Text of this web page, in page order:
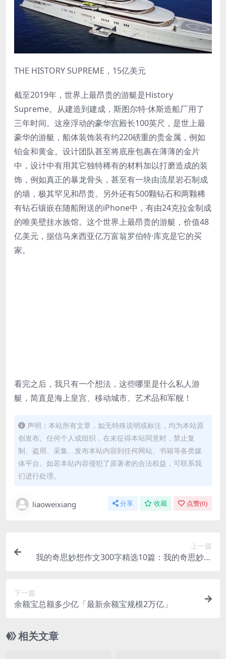
THE HISTORY SUPREME，15亿美元
截至2019年，世界上最昂贵的游艇是History
Supreme。从建造到建成，斯图尔特·休斯造船厂用了
三年时间。这座浮动的豪华宫殿长100英尺，是世上最
豪华的游艇，船体装饰装有约220磅重的贵金属，例如
铂金和黄金。设计团队甚至将底座包裹在薄薄的金片
中，设计中有用其它独特稀有的材料加以打磨造成的装
饰，例如真正的暴龙骨头，甚至有一块由流星岩石制成
的墙，极其罕见和昂贵。另外还有500颗钻石和两颗稀
有钻石镶嵌在随船附送的iPhone中，有由24克拉金制成
的唯美壁挂水族馆。这个世界上最昂贵的游艇，价值48
亿美元，据信马来西亚亿万富翁罗伯特·库克是它的买
家。
看完之后，我只有一个想法，这些哪里是什么私人游
艇，简直是海上皇宫、移动城市、艺术品和军舰！
声明：本站所有文章，如无特殊说明或标注，均为本站原
创发布。任何个人或组织，在未征得本站同意时，禁止复
制、盗用、采集、发布本站内容到任何网站、书籍等各类媒
体平台。如若本站内容侵犯了原著者的合法权益，可联系我
们进行处理。
liaoweixiang 分享 收藏 点赞(0)
上一篇
我的奇思妙想作文300字精选10篇：我的奇思妙想
下一篇
余额宝总额多少亿「最新余额宝规模2万亿」
相关文章